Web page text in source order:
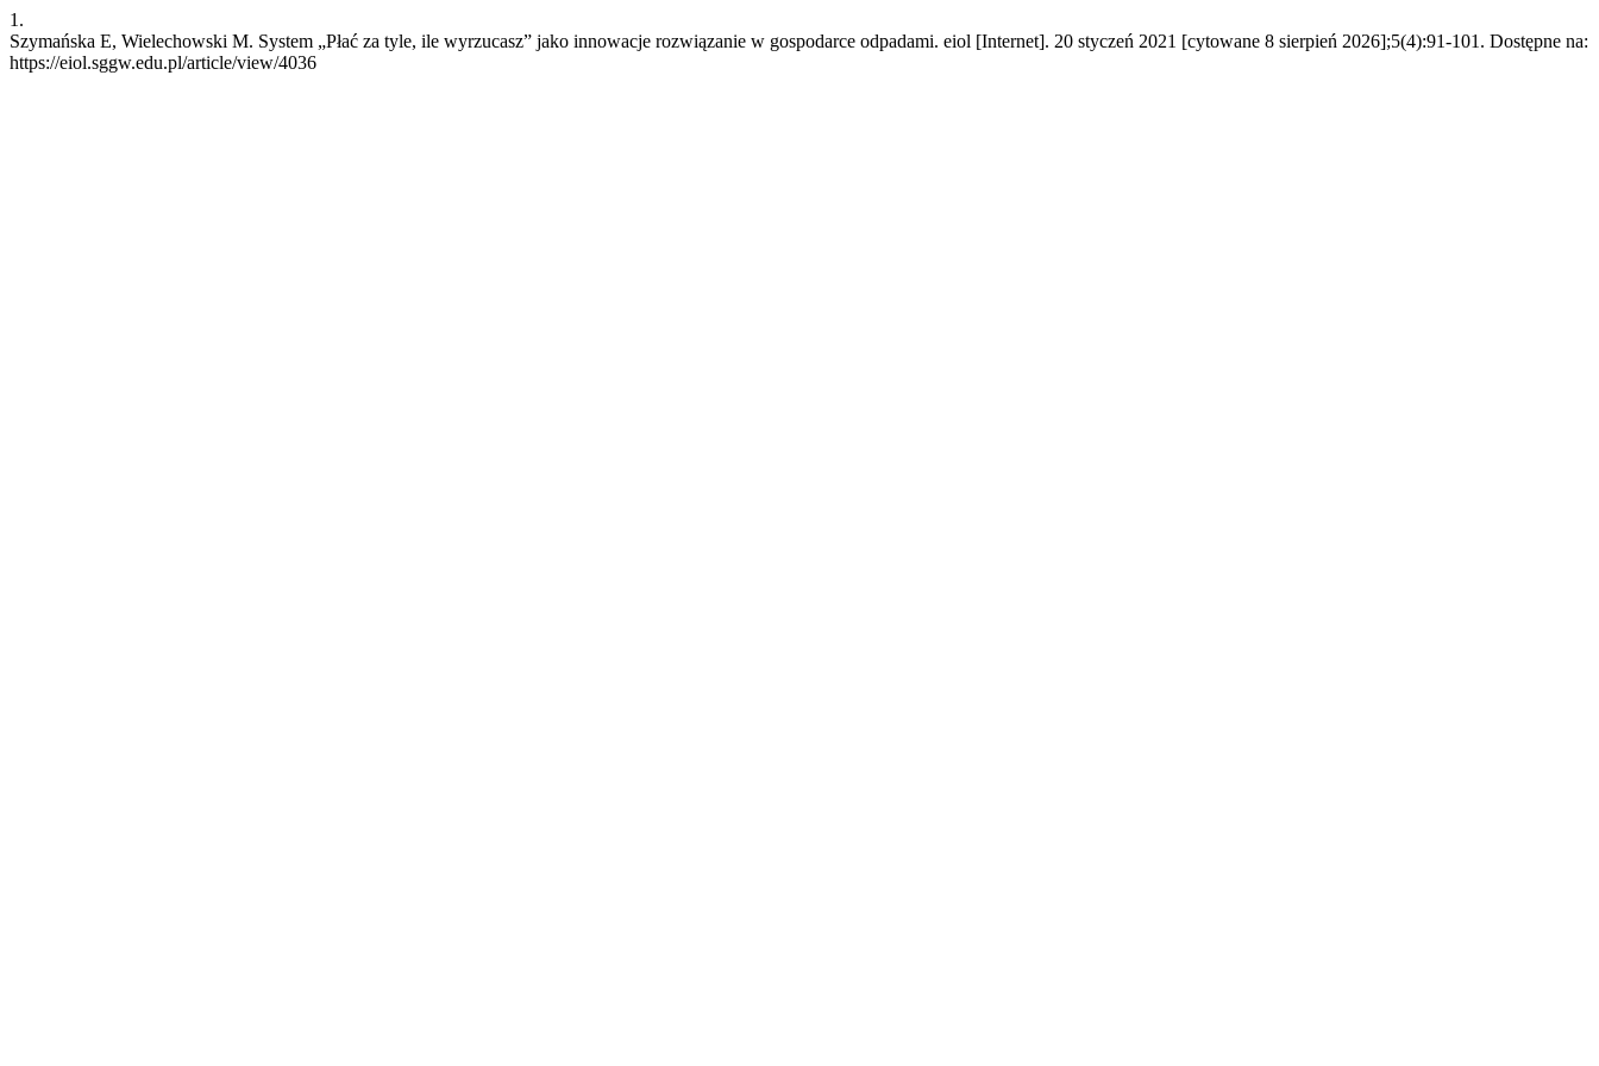
1.
Szymańska E, Wielechowski M. System „Płać za tyle, ile wyrzucasz” jako innowacje rozwiązanie w gospodarce odpadami. eiol [Internet]. 20 styczeń 2021 [cytowane 8 sierpień 2026];5(4):91-101. Dostępne na:
https://eiol.sggw.edu.pl/article/view/4036